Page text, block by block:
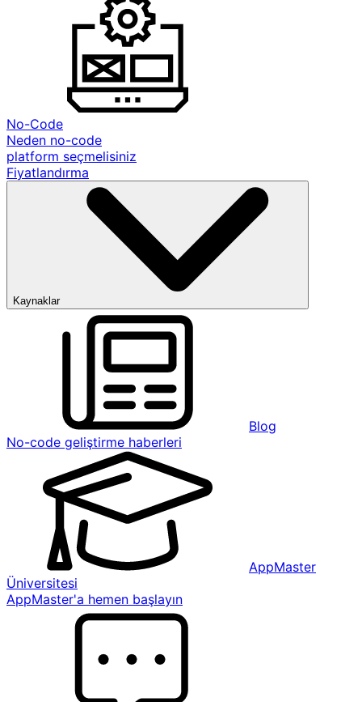
No-Code
Neden no-code
platform seçmelisiniz
Fiyatlandırma
Kaynaklar
Blog
No-code geliştirme haberleri
AppMaster
Üniversitesi
AppMaster'a hemen başlayın